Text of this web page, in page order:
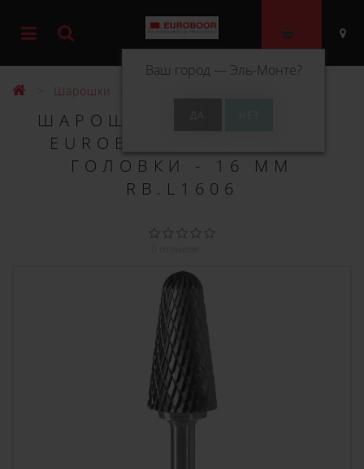
Ваш город — Эль-Монте?
0
Шарошки
ШАРОШКА ПО МЕТАЛЛУ
EUROBOOR ТИПА L, Ø
ГОЛОВКИ - 16 ММ
RB.L1606